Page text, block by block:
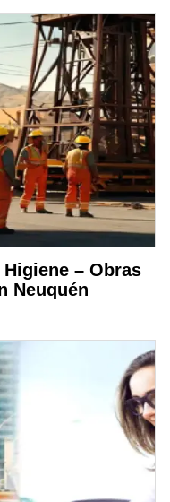
– Obras
Neuquén